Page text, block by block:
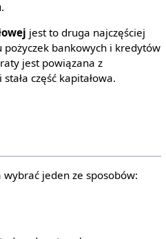
jest to druga najczęściej
bankowych i kredytów
jest powiązana z
część kapitałowa.
wybrać jeden ze sposobów: